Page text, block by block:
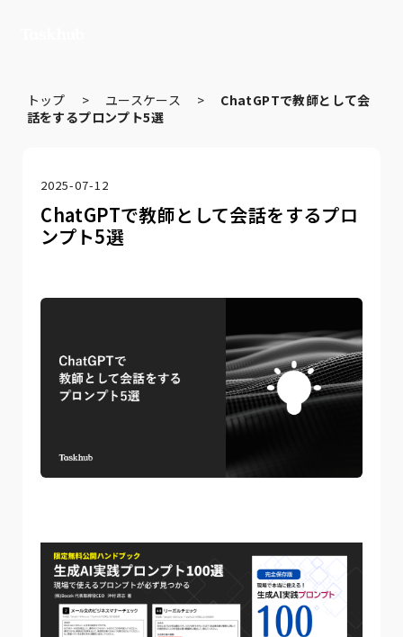
トップ > ユースケース > ChatGPTで教師として会
話をするプロンプト5選
2025-07-12
ChatGPTで教師として会話をするプロ
ンプト5選